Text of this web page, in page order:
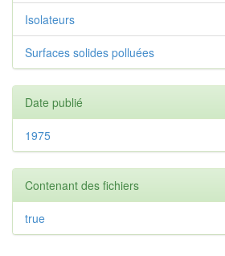
Isolateurs
Surfaces solides polluées
Date publié
1975
Contenant des fichiers
true